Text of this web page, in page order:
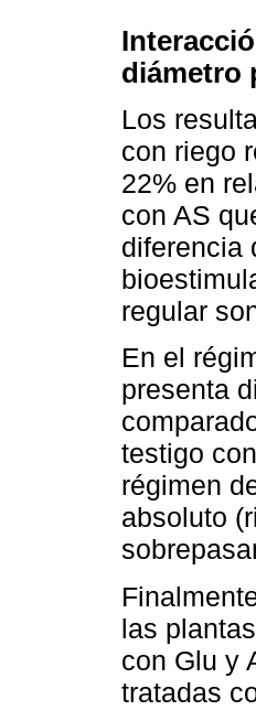
diámetro
Los
con riego
22% en
con AS
diferencia
regular
En el
presenta
testigo
régimen
absoluto
las
con Glu y
tratadas